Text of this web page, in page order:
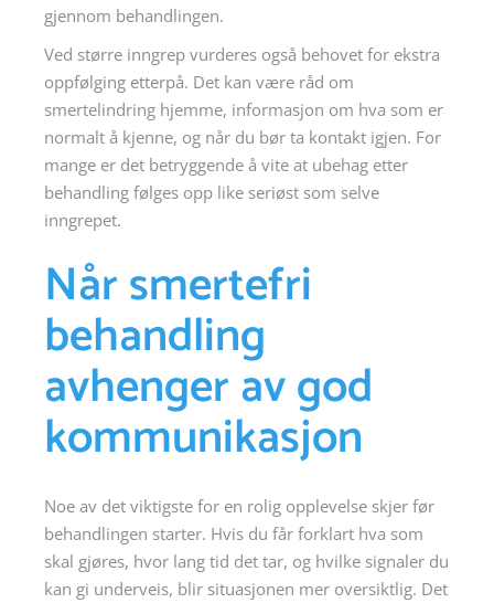
gjennom behandlingen.
Ved større inngrep vurderes også behovet for ekstra
oppfølging etterpå. Det kan være råd om
smertelindring hjemme, informasjon om hva som er
normalt å kjenne, og når du bør ta kontakt igjen. For
mange er det betryggende å vite at ubehag etter
behandling følges opp like seriøst som selve
inngrepet.
Når smertefri
behandling
avhenger av god
kommunikasjon
Noe av det viktigste for en rolig opplevelse skjer før
behandlingen starter. Hvis du får forklart hva som
skal gjøres, hvor lang tid det tar, og hvilke signaler du
kan gi underveis, blir situasjonen mer oversiktlig. Det